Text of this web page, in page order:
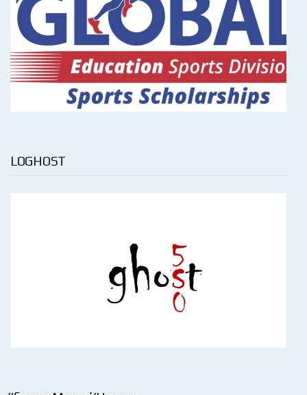
LOGHOST